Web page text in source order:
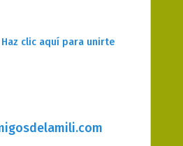
Haz clic aquí para unirte